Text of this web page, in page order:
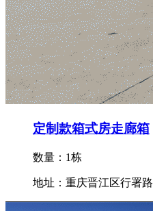
定制款箱式房走廊箱
数量：1栋
地址：重庆晋江区行署路